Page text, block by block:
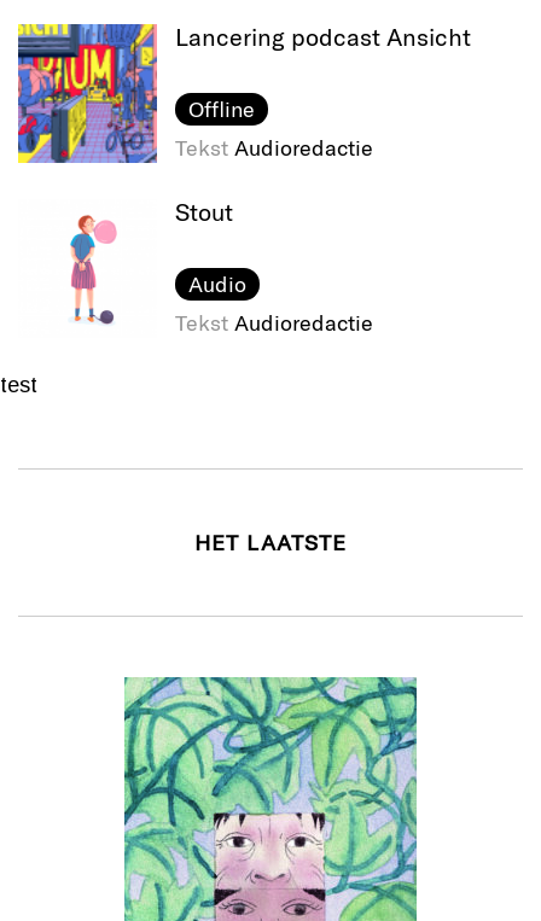
Lancering podcast Ansicht
Offline
Tekst Audioredactie
Stout
Audio
Tekst Audioredactie
test
HET LAATSTE